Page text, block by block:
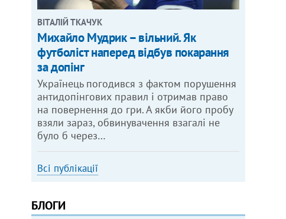
ВІТАЛІЙ ТКАЧУК
Михайло Мудрик – вільний. Як
футболіст наперед відбув покарання
за допінг
Українець погодився з фактом порушення
антидопінгових правил і отримав право
на повернення до гри. А якби його пробу
взяли зараз, обвинувачення взагалі не
було б через…
Всі публікації
БЛОГИ